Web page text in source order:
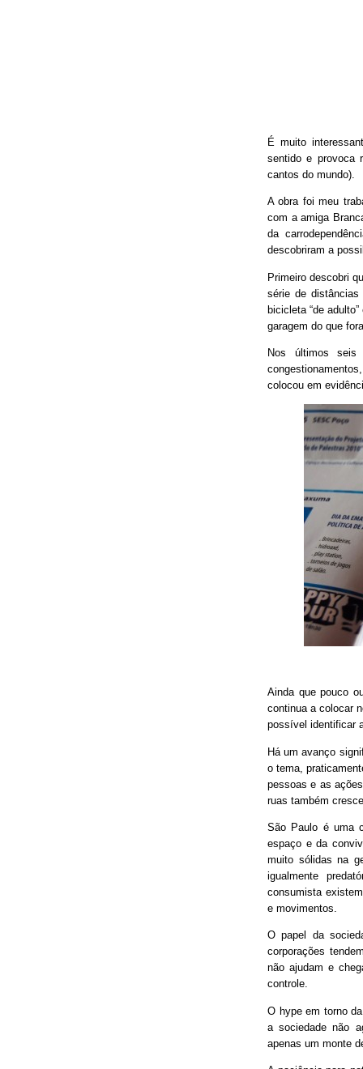
É muito
sentido e provoca
cantos do mundo).
A obra foi meu
com a amiga
da
descobriram a
Primeiro descobri
série de distâncias
bicicleta “de
garagem do que
Nos últimos seis
colocou em
Ainda que pouco
continua a colocar
possível identificar
Há um avanço
o tema,
pessoas e as
ruas também
São Paulo é uma
espaço e da
muito sólidas na
igualmente
consumista
e movimentos.
O papel da
corporações
não ajudam e
controle.
O hype em torno
a sociedade não
apenas um monte